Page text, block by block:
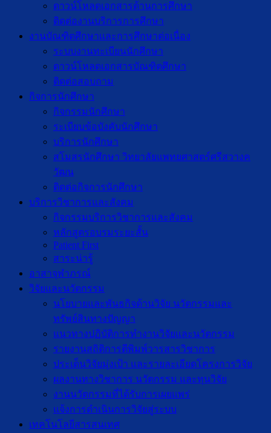
ดาวน์โหลดเอกสารด้านการศึกษา
ติดต่องานบริการการศึกษา
งานบัณฑิตศึกษาเเละการศึกษาต่อเนื่อง
ระบบงานทะเบียนนักศึกษา
ดาวน์โหลดเอกสารบัณฑิตศึกษา
ติดต่อสอบถาม
กิจการนักศึกษา
กิจกรรมนักศึกษา
ระเบียบข้อบังคับนักศึกษา
บริการนักศึกษา
สโมสรนักศึกษา วิทยาลัยแพทยศาสตร์ศรีสวางค
วัฒน
ติดต่อกิจการนักศึกษา
บริการวิชาการและสังคม
กิจกรรมบริการวิชาการและสังคม
หลักสูตรอบรมระยะสั้น
Patient First
สาระน่ารู้
อาสาจุฬาภรณ์
วิจัยและนวัตกรรม
นโยบายและพันธกิจด้านวิจัย นวัตกรรมและ
ทรัพย์สินทางปัญญา
แนวทางปฏิบัติการทำงานวิจัยและนวัตกรรม
รายงานสถิติการตีพิมพ์วารสารวิชาการ
ประเด็นวิจัยมุ่งเป้า และรายละเอียดโครงการวิจัย
ผลงานทางวิชาการ นวัตกรรม และทุนวิจัย
งานนวัตกรรมที่ได้รับการเผยแพร่
แจ้งการดำเนินการวิจัยสู่ระบบ
เทคโนโลยีสารสนเทศ